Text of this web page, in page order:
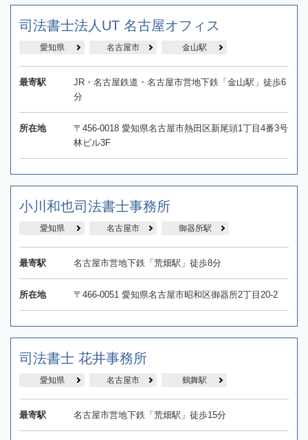
司法書士法人UT 名古屋オフィス
愛知県 名古屋市 金山駅
最寄駅
JR・名古屋鉄道・名古屋市営地下鉄「金山駅」徒歩6
分
所在地
〒456-0018 愛知県名古屋市熱田区新尾頭1丁目4番3号
林ビル3F
小川和也司法書士事務所
愛知県 名古屋市 御器所駅
最寄駅 名古屋市営地下鉄「荒畑駅」徒歩8分
所在地 〒466-0051 愛知県名古屋市昭和区御器所2丁目20-2
司法書士 花井事務所
愛知県 名古屋市 鶴舞駅
最寄駅 名古屋市営地下鉄「荒畑駅」徒歩15分